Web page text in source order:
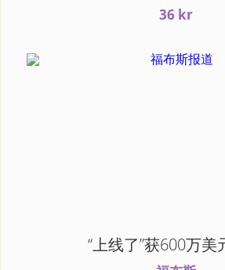
36 kr
“上线了”获600万美